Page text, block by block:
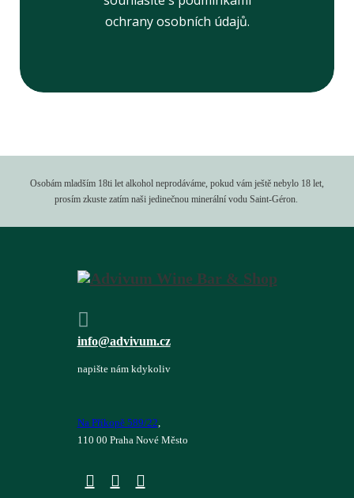
ochrany osobních údajů.
Osobám mladším 18ti let alkohol neprodáváme, pokud vám ještě nebylo 18 let,
prosím zkuste zatím naši jedinečnou minerální vodu Saint-Géron.
info@advivum.cz
napište nám kdykoliv
Na Příkopě 589/22,
110 00 Praha Nové Město